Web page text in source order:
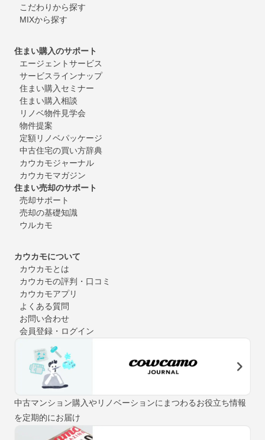
こだわりから探す
MIXから探す
住まい購入のサポート
エージェントサービス
サービスラインナップ
住まい購入セミナー
住まい購入相談
リノベ物件見学会
物件提案
定額リノベパッケージ
中古住宅の買い方辞典
カウカモジャーナル
カウカモマガジン
住まい売却のサポート
売却サポート
売却の基礎知識
ウルカモ
カウカモについて
カウカモとは
カウカモの評判・口コミ
カウカモアプリ
よくある質問
お問い合わせ
会員登録・ログイン
中古マンション購入やリノベーションにまつわるお役立ち情報
を定期的にお届け